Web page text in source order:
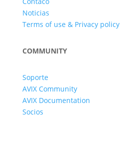
Noticias
Terms of use & Privacy policy
COMMUNITY
Soporte
AVIX Community
AVIX Documentation
Socios